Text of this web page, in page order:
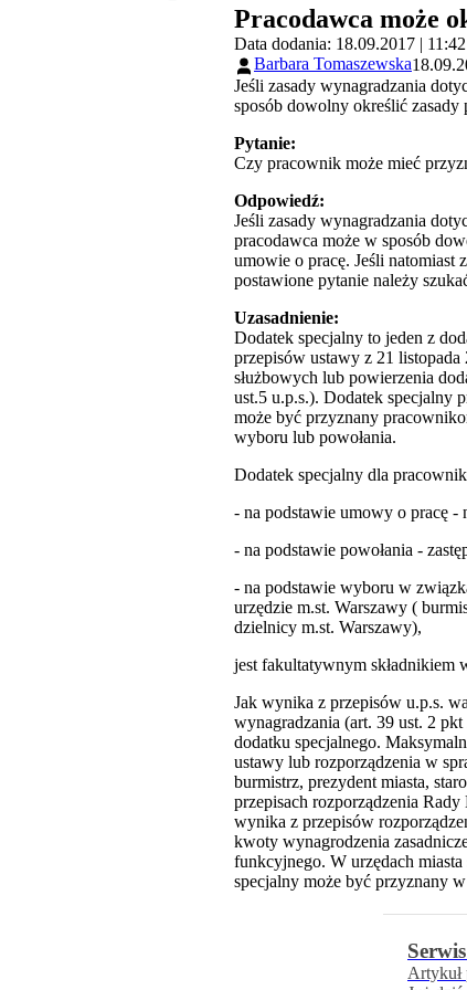
Pracodawca może
Data dodania: 18.09.2017 | 11:42
Barbara Tomaszewska
Jeśli zasady wynagradzania
sposób dowolny określić
Pytanie:
Czy pracownik może mieć
Odpowiedź:
Jeśli zasady wynagradzania
pracodawca może w sposób
umowie o pracę. Jeśli natomiast
postawione pytanie należy
Uzasadnienie:
Dodatek specjalny to jeden z
przepisów ustawy z 21
służbowych lub powierzenia
ust.5 u.p.s.). Dodatek specjalny
może być przyznany
wyboru lub powołania.
Dodatek specjalny dla
- na podstawie umowy o pracę -
- na podstawie powołania -
- na podstawie wyboru w
urzędzie m.st. Warszawy (
dzielnicy m.st. Warszawy),
jest fakultatywnym składnikiem
Jak wynika z przepisów u.p.s.
wynagradzania (art. 39 ust. 2
dodatku specjalnego.
ustawy lub rozporządzenia w
burmistrz, prezydent miasta,
przepisach rozporządzenia
wynika z przepisów
kwoty wynagrodzenia
funkcyjnego. W urzędach
specjalny może być przyznany
Artykuł